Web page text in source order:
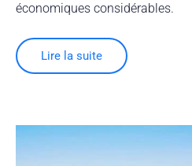
économiques considérables.
Lire la suite